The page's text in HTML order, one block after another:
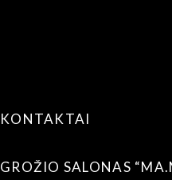
KONTAKTAI
GROŽIO SALONAS